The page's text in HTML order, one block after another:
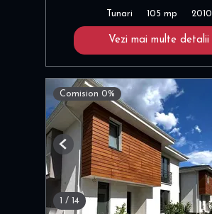
Tunari 105 mp 2010
Vezi mai multe detalii
Comision 0%
1 / 14
Previous